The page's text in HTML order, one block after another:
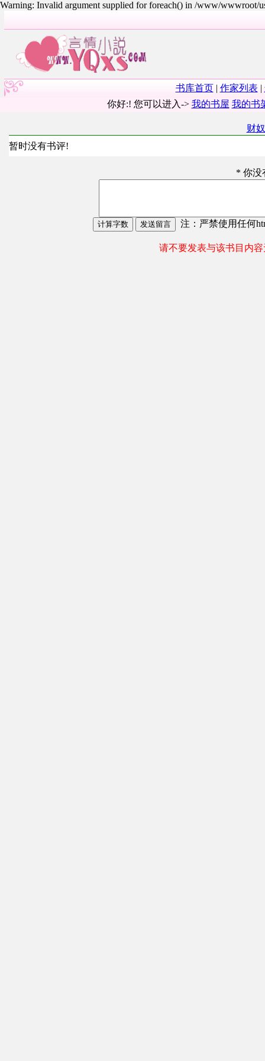
Warning: Invalid argument supplied for foreach() in /www/wwwroot/
书库首页| 作家列表 |
你好:! 您可以进入-> 我的书屋 我的书
财
暂时没有书评!
* 你没
注：严禁使用任何
请不要发表与该书目内